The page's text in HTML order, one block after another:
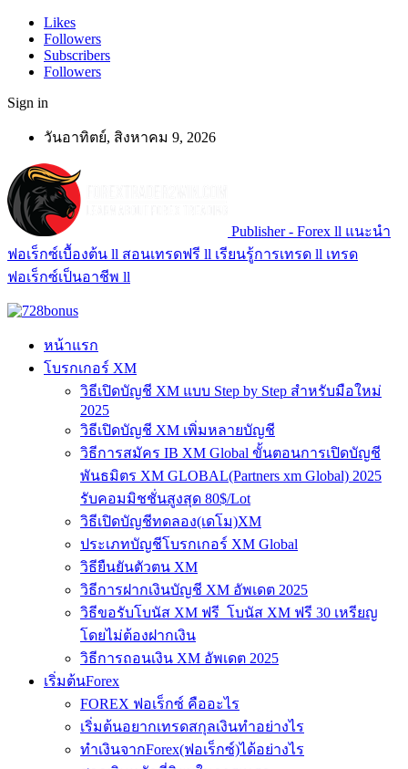
Likes
Followers
Subscribers
Followers
Sign in
วันอาทิตย์, สิงหาคม 9, 2026
Publisher - Forex ll แนะนำ
ฟอเร็กซ์เบื้องต้น ll สอนเทรดฟรี ll เรียนรู้การเทรด ll เทรด
ฟอเร็กซ์เป็นอาชีพ ll
หน้าแรก
โบรกเกอร์ XM
วิธีเปิดบัญชี XM แบบ Step by Step สำหรับมือใหม่
2025
วิธีเปิดบัญชี XM เพิ่มหลายบัญชี
วิธีการสมัคร IB XM Global ขั้นตอนการเปิดบัญชี
พันธมิตร XM GLOBAL(Partners xm Global) 2025
รับคอมมิชชั่นสูงสุด 80$/Lot
วิธีเปิดบัญชีทดลอง(เดโม)XM
ประเภทบัญชีโบรกเกอร์ XM Global
วิธียืนยันตัวตน XM
วิธีการฝากเงินบัญชี XM อัพเดต 2025
วิธีขอรับโบนัส XM ฟรี โบนัส XM ฟรี 30 เหรียญ
โดยไม่ต้องฝากเงิน
วิธีการถอนเงิน XM อัพเดต 2025
เริ่มต้นForex
FOREX ฟอเร็กซ์ คืออะไร
เริ่มต้นอยากเทรดสกุลเงินทำอย่างไร
ทำเงินจากForex(ฟอเร็กซ์)ได้อย่างไร